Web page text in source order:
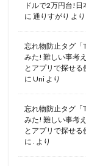
ドルで2万円台!
に 通りすがり より
忘れ物防止タグ「
みた! 難しい事考
とアプリで探せる
に Uni より
忘れ物防止タグ「
みた! 難しい事考
とアプリで探せる
に . より